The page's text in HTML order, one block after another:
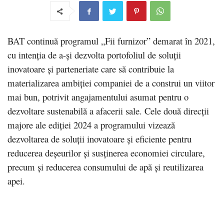
BAT continuă programul „Fii furnizor” demarat în 2021,
cu intenția de a-și dezvolta portofoliul de soluții
inovatoare și parteneriate care să contribuie la
materializarea ambiției companiei de a construi un viitor
mai bun, potrivit angajamentului asumat pentru o
dezvoltare sustenabilă a afacerii sale. Cele două direcții
majore ale ediției 2024 a programului vizează
dezvoltarea de soluții inovatoare și eficiente pentru
reducerea deșeurilor și susținerea economiei circulare,
precum și reducerea consumului de apă și reutilizarea
apei.